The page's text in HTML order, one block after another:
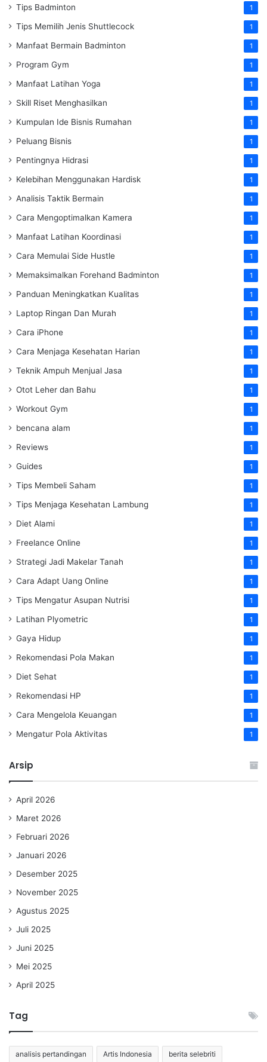
Tips Badminton 1
Tips Memilih Jenis Shuttlecock 1
Manfaat Bermain Badminton 1
Program Gym 1
Manfaat Latihan Yoga 1
Skill Riset Menghasilkan 1
Kumpulan Ide Bisnis Rumahan 1
Peluang Bisnis 1
Pentingnya Hidrasi 1
Kelebihan Menggunakan Hardisk 1
Analisis Taktik Bermain 1
Cara Mengoptimalkan Kamera 1
Manfaat Latihan Koordinasi 1
Cara Memulai Side Hustle 1
Memaksimalkan Forehand Badminton 1
Panduan Meningkatkan Kualitas 1
Laptop Ringan Dan Murah 1
Cara iPhone 1
Cara Menjaga Kesehatan Harian 1
Teknik Ampuh Menjual Jasa 1
Otot Leher dan Bahu 1
Workout Gym 1
bencana alam 1
Reviews 1
Guides 1
Tips Membeli Saham 1
Tips Menjaga Kesehatan Lambung 1
Diet Alami 1
Freelance Online 1
Strategi Jadi Makelar Tanah 1
Cara Adapt Uang Online 1
Tips Mengatur Asupan Nutrisi 1
Latihan Plyometric 1
Gaya Hidup 1
Rekomendasi Pola Makan 1
Diet Sehat 1
Rekomendasi HP 1
Cara Mengelola Keuangan 1
Mengatur Pola Aktivitas 1
Arsip
April 2026
Maret 2026
Februari 2026
Januari 2026
Desember 2025
November 2025
Agustus 2025
Juli 2025
Juni 2025
Mei 2025
April 2025
Tag
analisis pertandingan Artis Indonesia berita selebriti